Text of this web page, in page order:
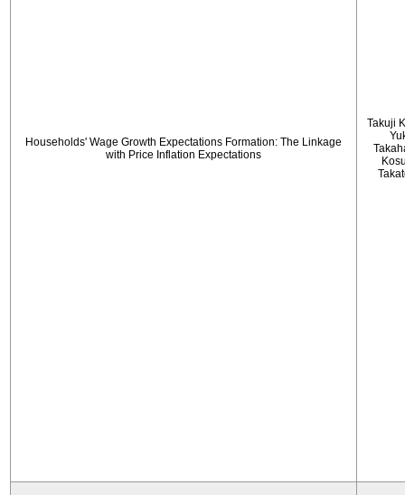
Households' Wage Growth Expectations Formation: The Linkage
with Price Inflation Expectations
Takuji